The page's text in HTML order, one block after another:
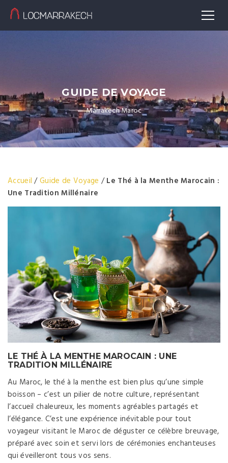
GUIDE DE VOYAGE
Marrakech Maroc
Accueil /Guide de Voyage /Le Thé à la Menthe Marocain :
Une Tradition Millénaire
LE THÉ À LA MENTHE MAROCAIN : UNE
TRADITION MILLÉNAIRE
Au Maroc, le thé à la menthe est bien plus qu’une simple
boisson – c’est un pilier de notre culture, représentant
l’accueil chaleureux, les moments agréables partagés et
l’élégance. C’est une expérience inévitable pour tout
voyageur visitant le Maroc de déguster ce célèbre breuvage,
préparé avec soin et servi lors de cérémonies enchanteuses
qui éveilleront tous vos sens.